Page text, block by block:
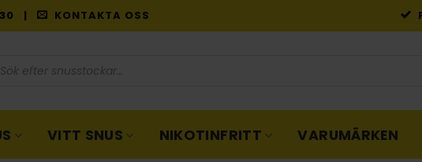
| KONTAKTA OSS
VITT SNUS NIKOTINFRITT VARUMÄRKEN